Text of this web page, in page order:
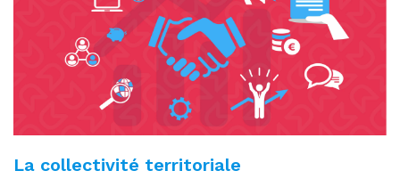
La collectivité territoriale